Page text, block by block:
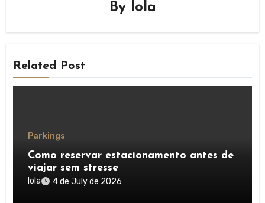
By lola
Related Post
Parkings
Como reservar estacionamento antes de
viajar sem stresse
lola 4 de July de 2026